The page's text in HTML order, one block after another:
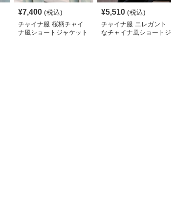
¥7,400 (税込)
チャイナ服 桜柄チャイ
ナ風ショートジャケット
¥5,510 (税込)
チャイナ服 エレガント
なチャイナ風ショートジ